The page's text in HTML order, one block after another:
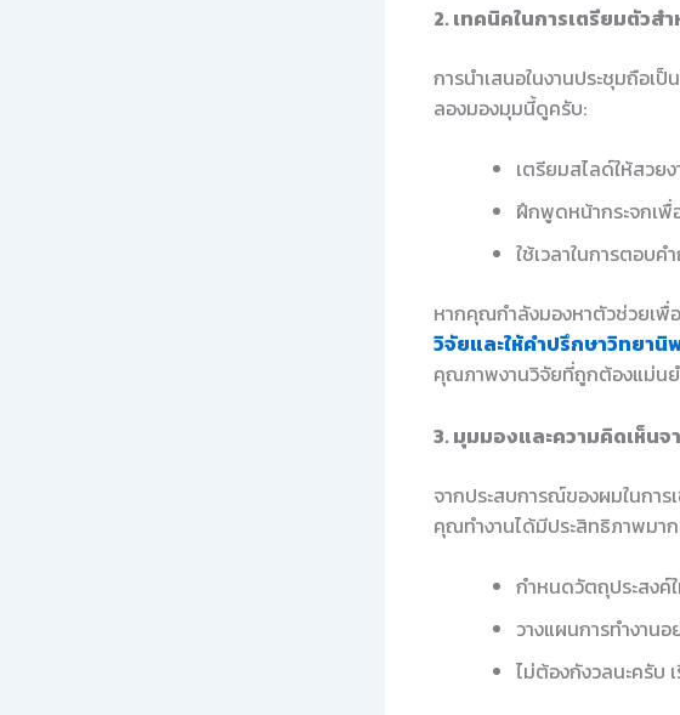
2. เทคนิคในการเตรียมตัวส
การนำเสนอในงานประชุมถือเ
ลองมองมุมนี้ดูครับ:
เตรียมสไลด์ให้สวยง
ฝึกพูดหน้ากระจกเพื่
ใช้เวลาในการตอบ
หากคุณกำลังมองหาตัวช่วยเพื่
วิจัยและให้คำปรึกษาวิทยานิ
คุณภาพงานวิจัยที่ถูกต้องแม่นย
3. มุมมองและความคิดเห็น
จากประสบการณ์ของผมในกา
คุณทำงานได้มีประสิทธิภาพมา
กำหนดวัตถุประสงค์
วางแผนการทำงานอ
ไม่ต้องกังวลนะครับ